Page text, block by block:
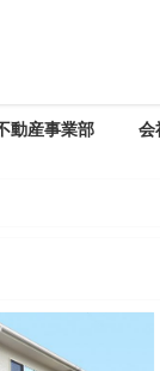
動産事業部 会